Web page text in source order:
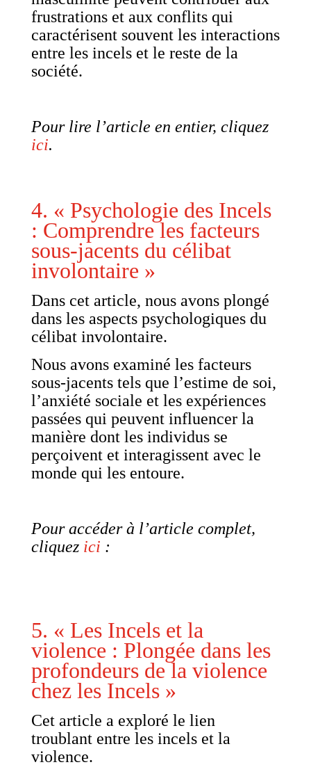
frustrations et aux conflits qui
caractérisent souvent les interactions
entre les incels et le reste de la
société.
Pour lire l’article en entier, cliquez
ici.
4. « Psychologie des Incels
: Comprendre les facteurs
sous-jacents du célibat
involontaire »
Dans cet article, nous avons plongé
dans les aspects psychologiques du
célibat involontaire.
Nous avons examiné les facteurs
sous-jacents tels que l’estime de soi,
l’anxiété sociale et les expériences
passées qui peuvent influencer la
manière dont les individus se
perçoivent et interagissent avec le
monde qui les entoure.
Pour accéder à l’article complet,
cliquez ici :
5. « Les Incels et la
violence : Plongée dans les
profondeurs de la violence
chez les Incels »
Cet article a exploré le lien
troublant entre les incels et la
violence.